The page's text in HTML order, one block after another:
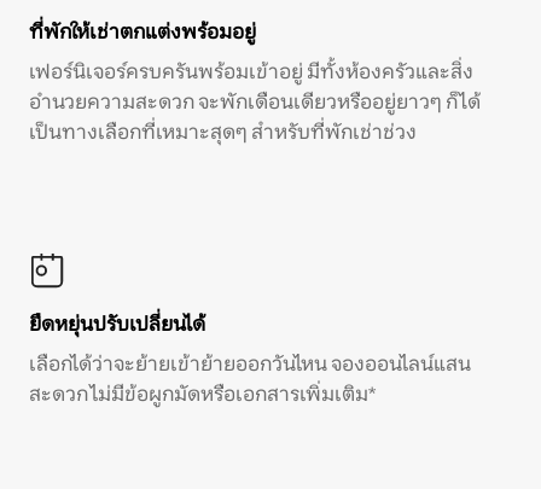
ที่พักให้เช่าตกแต่งพร้อมอยู่
เฟอร์นิเจอร์ครบครันพร้อมเข้าอยู่ มีทั้งห้องครัวและสิ่ง
อำนวยความสะดวก จะพักเดือนเดียวหรืออยู่ยาวๆ ก็ได้
เป็นทางเลือกที่เหมาะสุดๆ สำหรับที่พักเช่าช่วง
ยืดหยุ่นปรับเปลี่ยนได้
เลือกได้ว่าจะย้ายเข้าย้ายออกวันไหน จองออนไลน์แสน
สะดวก ไม่มีข้อผูกมัดหรือเอกสารเพิ่มเติม*